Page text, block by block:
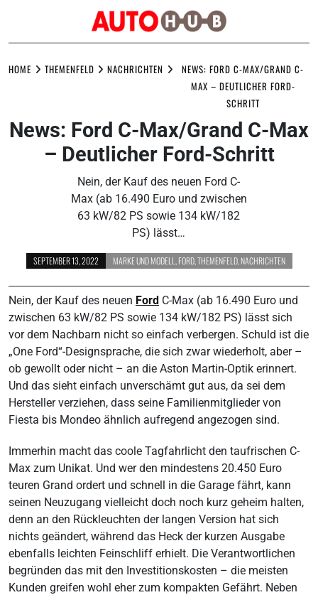
toHOME THEMENFELD NACHRICHTEN
NEWS: FORD C-MAX/GRAND C-
MAX – DEUTLICHER FORD-
SCHRITT
News: Ford C-Max/Grand C-Max
– Deutlicher Ford-Schritt
Nein, der Kauf des neuen Ford C-
Max (ab 16.490 Euro und zwischen
63 kW/82 PS sowie 134 kW/182
PS) lässt…
SEPTEMBER 13, 2022 MARKE UND MODELL FORD, THEMENFELD, NACHRICHTEN
Nein, der Kauf des neuen Ford C-Max (ab 16.490 Euro und
zwischen 63 kW/82 PS sowie 134 kW/182 PS) lässt sich
vor dem Nachbarn nicht so einfach verbergen. Schuld ist die
„One Ford“-Designsprache, die sich zwar wiederholt, aber –
ob gewollt oder nicht – an die Aston Martin-Optik erinnert.
Und das sieht einfach unverschämt gut aus, da sei dem
Hersteller verziehen, dass seine Familienmitglieder von
Fiesta bis Mondeo ähnlich aufregend angezogen sind.
Immerhin macht das coole Tagfahrlicht den taufrischen C-
Max zum Unikat. Und wer den mindestens 20.450 Euro
teuren Grand ordert und schnell in die Garage fährt, kann
seinen Neuzugang vielleicht doch noch kurz geheim halten,
denn an den Rückleuchten der langen Version hat sich
nichts geändert, während das Heck der kurzen Ausgabe
ebenfalls leichten Feinschliff erhielt. Die Verantwortlichen
begründen das mit den Investitionskosten – die meisten
Kunden greifen wohl eher zum kompakten Gefährt. Neben